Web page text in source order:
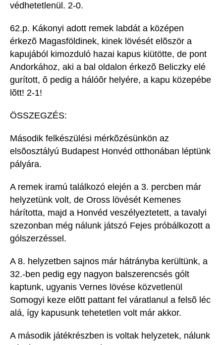
védhetetlenül. 2-0.
62.p. Kákonyi adott remek labdát a középen
érkezõ Magasföldinek, kinek lövését elõször a
kapujából kimozduló hazai kapus kiütötte, de pont
Andorkához, aki a bal oldalon érkezõ Beliczky elé
gurított, õ pedig a hálóõr helyére, a kapu közepébe
lõtt! 2-1!
ÖSSZEGZÉS:
Második felkészülési mérkõzésünkön az
elsõosztályú Budapest Honvéd otthonában léptünk
pályára.
A remek iramú találkozó elején a 3. percben már
helyzetünk volt, de Oross lövését Kemenes
hárította, majd a Honvéd veszélyeztetett, a tavalyi
szezonban még nálunk játszó Fejes próbálkozott a
gólszerzéssel.
A 8. helyzetben sajnos már hátrányba kerültünk, a
32.-ben pedig egy nagyon balszerencsés gólt
kaptunk, ugyanis Vernes lövése közvetlenül
Somogyi keze elõtt pattant fel váratlanul a felsõ léc
alá, így kapusunk tehetetlen volt már akkor.
A második játékrészben is voltak helyzetek, nálunk